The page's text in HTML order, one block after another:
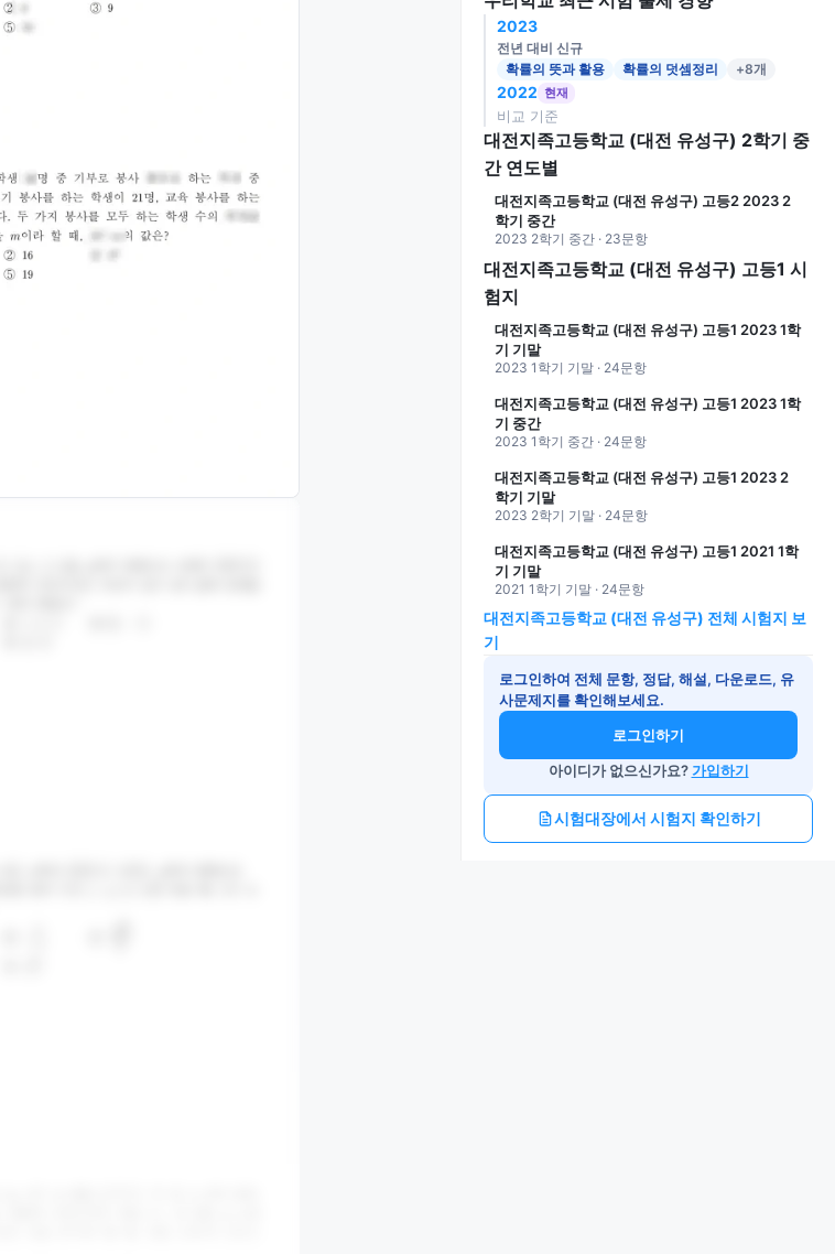
2023
전년 대비 신규
확률의 뜻과 활용
확률의 덧셈정리 +8개
2022 현재
비교 기준
대전지족고등학교 (대전 유성구) 2학기 중
간 연도별
대전지족고등학교 (대전 유성구) 고등2 2023 2
학기 중간
2023 2학기 중간 · 23문항
대전지족고등학교 (대전 유성구) 고등1 시
험지
대전지족고등학교 (대전 유성구) 고등1 2023 1학
기 기말
2023 1학기 기말 · 24문항
대전지족고등학교 (대전 유성구) 고등1 2023 1학
기 중간
2023 1학기 중간 · 24문항
대전지족고등학교 (대전 유성구) 고등1 2023 2
학기 기말
2023 2학기 기말 · 24문항
대전지족고등학교 (대전 유성구) 고등1 2021 1학
기 기말
2021 1학기 기말 · 24문항
대전지족고등학교 (대전 유성구) 전체 시험지 보
기
로그인하여 전체 문항, 정답, 해설, 다운로드, 유
사문제지를 확인해보세요.
로그인하기
아이디가 없으신가요?가입하기
시험대장에서 시험지 확인하기